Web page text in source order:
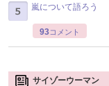
嵐について語ろう
93コメント
サイゾーウーマン